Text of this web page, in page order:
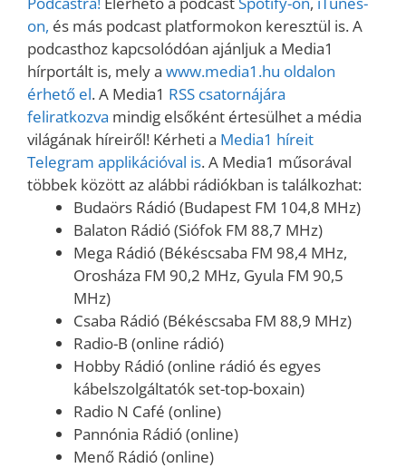
on, és más podcast platformokon keresztül is. A
podcasthoz kapcsolódóan ajánljuk a Media1
hírportált is, mely a www.media1.hu oldalon
érhető el. A Media1 RSS csatornájára
feliratkozva mindig elsőként értesülhet a média
világának híreiről! Kérheti a Media1 híreit
Telegram applikációval is. A Media1 műsorával
többek között az alábbi rádiókban is találkozhat:
Budaörs Rádió (Budapest FM 104,8 MHz)
Balaton Rádió (Siófok FM 88,7 MHz)
Mega Rádió (Békéscsaba FM 98,4 MHz,
Orosháza FM 90,2 MHz, Gyula FM 90,5
MHz)
Csaba Rádió (Békéscsaba FM 88,9 MHz)
Radio-B (online rádió)
Hobby Rádió (online rádió és egyes
kábelszolgáltatók set-top-boxain)
Radio N Café (online)
Pannónia Rádió (online)
Menő Rádió (online)